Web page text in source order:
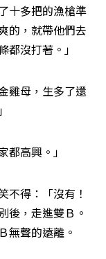
十多把的漁槍準
的，就帶他們去
沒打著。」
雞母，生多了還
高興。」
不得：「沒有！
後，走進雙Ｂ。
無聲的遠離。